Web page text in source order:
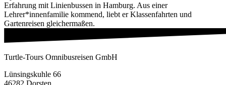
Erfahrung mit Linienbussen in Hamburg. Aus einer
Lehrer*innenfamilie kommend, liebt er Klassenfahrten und
Gartenreisen gleichermaßen.
Turtle-Tours Omnibusreisen GmbH
Lünsingskuhle 66